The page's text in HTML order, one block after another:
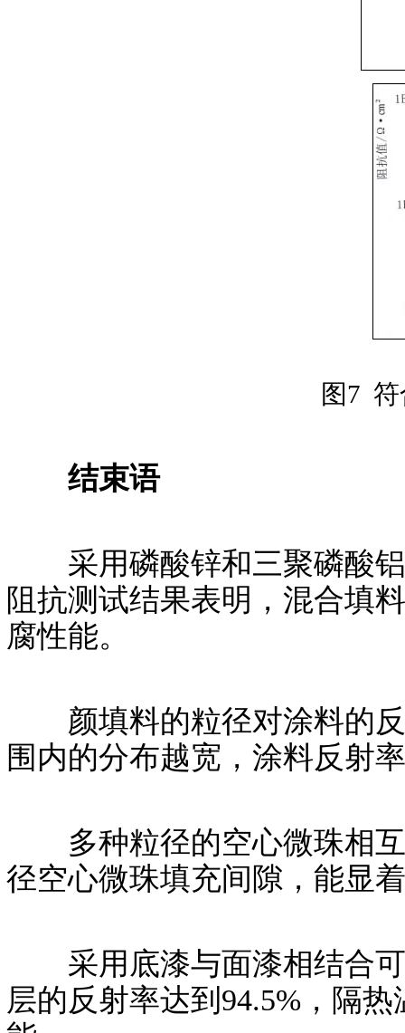
图7
结束语
采用磷酸锌和三聚磷酸铝
阻抗测试结果表明，混合填
腐性能。
颜填料的粒径对涂料的反
围内的分布越宽，涂料反射
多种粒径的空心微珠相互
径空心微珠填充间隙，能显
采用底漆与面漆相结合可
层的反射率达到94.5%，隔